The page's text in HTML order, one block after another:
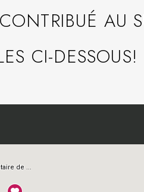
AU
CI-DESSOUS!